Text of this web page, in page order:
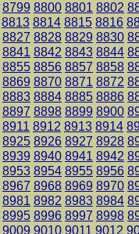
8799 8800 8801 8802
8813 8814 8815 8816
8827 8828 8829 8830
8841 8842 8843 8844
8855 8856 8857 8858
8869 8870 8871 8872
8883 8884 8885 8886
8897 8898 8899 8900
8911 8912 8913 8914
8925 8926 8927 8928
8939 8940 8941 8942
8953 8954 8955 8956
8967 8968 8969 8970
8981 8982 8983 8984
8995 8996 8997 8998
9009 9010 9011 9012